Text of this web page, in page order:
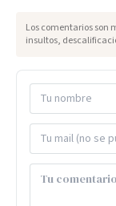
Los comentarios son
insultos,